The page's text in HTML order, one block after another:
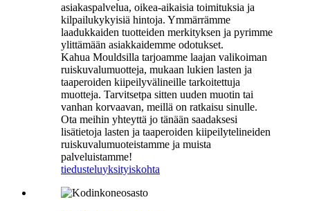
asiakaspalvelua, oikea-aikaisia ​​toimituksia ja
kilpailukykyisiä hintoja. Ymmärrämme
laadukkaiden tuotteiden merkityksen ja pyrimme
ylittämään asiakkaidemme odotukset.
Kahua Mouldsilla tarjoamme laajan valikoiman
ruiskuvalumuotteja, mukaan lukien lasten ja
taaperoiden kiipeilyvälineille tarkoitettuja
muotteja. Tarvitsetpa sitten uuden muotin tai
vanhan korvaavan, meillä on ratkaisu sinulle.
Ota meihin yhteyttä jo tänään saadaksesi
lisätietoja lasten ja taaperoiden kiipeilytelineiden
ruiskuvalumuoteistamme ja muista
palveluistamme!
tiedusteluyksityiskohta